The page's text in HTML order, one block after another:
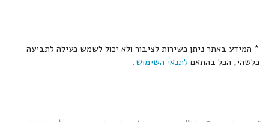
* המידע באתר ניתן כשירות לציבור ולא יכול לשמש כעילה לתביעה
כלשהי, הכל בהתאם לתנאי השימוש.